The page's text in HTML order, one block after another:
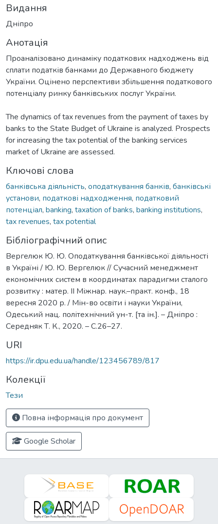
Видання
Дніпро
Анотація
Проаналізовано динаміку податкових надходжень від
сплати податків банками до Державного бюджету
України. Оцінено перспективи збільшення податкового
The dynamics of tax revenues from the payment of taxes by
banks to the State Budget of Ukraine is analyzed. Prospects
for increasing the tax potential of the banking services
market of Ukraine are assessed.
Ключові слова
банківська діяльність, оподаткування банків, банківські
установи, податкові надходження, податковий
потенціал, banking, taxation of banks, banking institutions,
tax revenues, tax potential
Бібліографічний опис
Вергелюк Ю. Ю. Оподаткування банківської діяльності
в Україні / Ю. Ю. Вергелюк // Сучасний менеджмент
економічних систем в координатах парадигми сталого
розвитку : матер. ІІ Міжнар. наук.–практ. конф., 18
вересня 2020 р. / Мін-во освіти і науки України,
Одеський нац. політехнічний ун-т. [та ін.]. – Дніпро :
Середняк Т. К., 2020. – С.26–27.
URI
https://ir.dpu.edu.ua/handle/123456789/817
Колекції
Тези
Повна інформація про документ
Google Scholar